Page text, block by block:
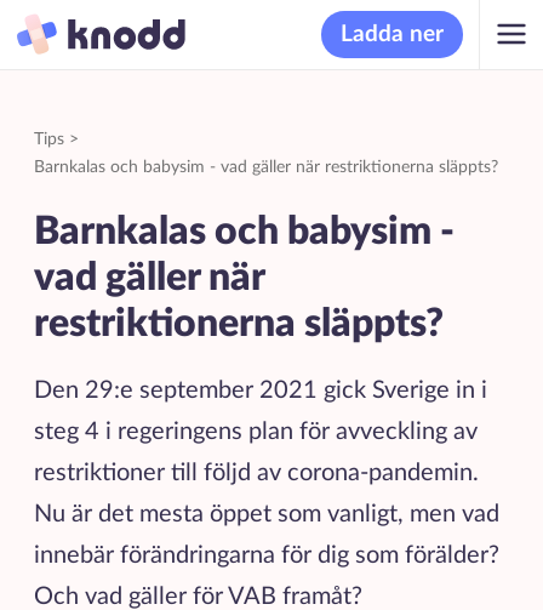
Ladda ner
Tips>
Barnkalas och babysim - vad gäller när restriktionerna släppts?
Barnkalas och babysim -
vad gäller när
restriktionerna släppts?
Den 29:e september 2021 gick Sverige in i
steg 4 i regeringens plan för avveckling av
restriktioner till följd av corona-pandemin.
Nu är det mesta öppet som vanligt, men vad
innebär förändringarna för dig som förälder?
Och vad gäller för VAB framåt?